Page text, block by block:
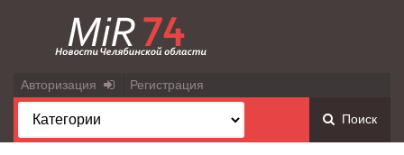
Авторизация Регистрация
Поиск